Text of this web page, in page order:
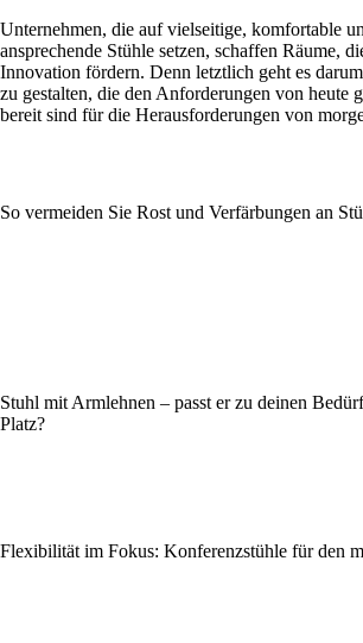
Unternehmen, die auf vielseitige, komfortable
ansprechende Stühle setzen, schaffen Räume,
Innovation fördern. Denn letztlich geht es
zu gestalten, die den Anforderungen von heute
bereit sind für die Herausforderungen von
So vermeiden Sie Rost und Verfärbungen an
Stuhl mit Armlehnen – passt er zu deinen
Platz?
Flexibilität im Fokus: Konferenzstühle für den